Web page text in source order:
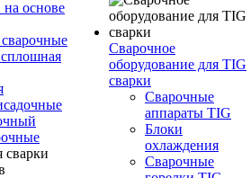
на основе
Сварочное
оборудование для TIG
сварки
Сварочные
аппараты TIG
Блоки
охлаждения
Сварочные